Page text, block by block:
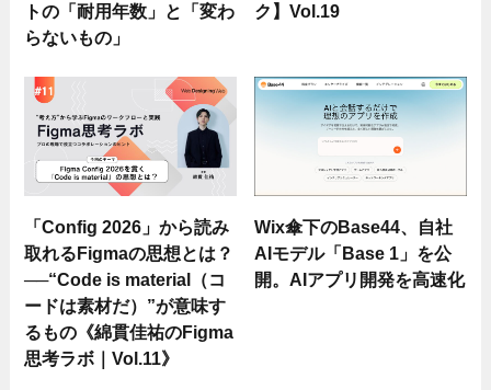
トの「耐用年数」と「変わ
らないもの」
ク】Vol.19
「Config 2026」から読み
取れるFigmaの思想とは？
──“Code is material（コ
ードは素材だ）”が意味す
るもの《綿貫佳祐のFigma
思考ラボ｜Vol.11》
Wix傘下のBase44、自社
AIモデル「Base 1」を公
開。AIアプリ開発を高速化